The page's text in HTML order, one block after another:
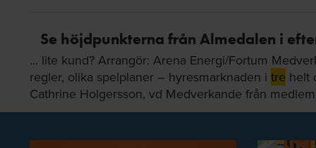
Se höjdpunkterna från Almedalen i
… lite kund? Arrangör: Arena Energi/Fortum
regler, olika spelplaner – hyresmarknaden i tre helt
Cathrine Holgersson, vd Medverkande från